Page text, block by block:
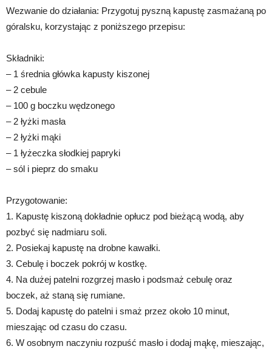
Wezwanie do działania: Przygotuj pyszną kapustę zasmażaną po
góralsku, korzystając z poniższego przepisu:
Składniki:
– 1 średnia główka kapusty kiszonej
– 2 cebule
– 100 g boczku wędzonego
– 2 łyżki masła
– 2 łyżki mąki
– 1 łyżeczka słodkiej papryki
– sól i pieprz do smaku
Przygotowanie:
1. Kapustę kiszoną dokładnie opłucz pod bieżącą wodą, aby
pozbyć się nadmiaru soli.
2. Posiekaj kapustę na drobne kawałki.
3. Cebulę i boczek pokrój w kostkę.
4. Na dużej patelni rozgrzej masło i podsmaż cebulę oraz
boczek, aż staną się rumiane.
5. Dodaj kapustę do patelni i smaż przez około 10 minut,
mieszając od czasu do czasu.
6. W osobnym naczyniu rozpuść masło i dodaj mąkę, mieszając,